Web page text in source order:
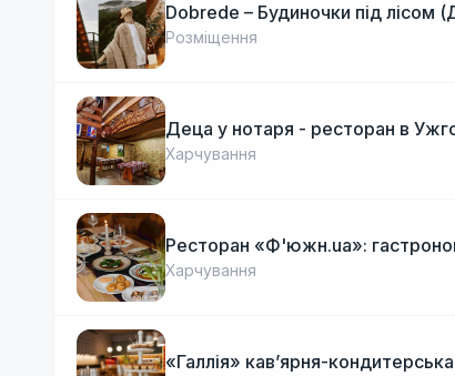
Dobrede – Будиночки під лісом
Розміщення
Деца у нотаря - ресторан в
Харчування
Ресторан «Ф'южн.ua»:
Харчування
«Галлія» кав’ярня-